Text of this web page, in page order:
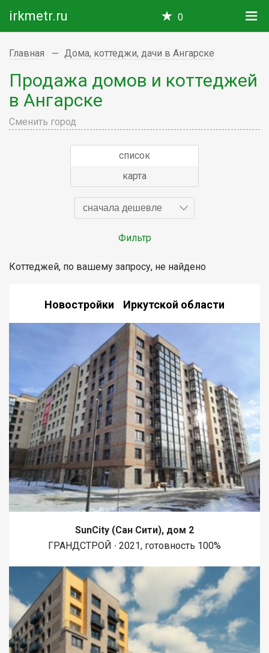
irkmetr.ru 0
Главная Дома, коттеджи, дачи в Ангарске
Продажа домов и коттеджей
в Ангарске
Сменить город
список
карта
сначала дешевле
Фильтр
Коттеджей, по вашему запросу, не найдено
Новостройки Иркутской области
SunCity (Сан Сити), дом 2
ГРАНДСТРОЙ ∙ 2021, готовность 100%